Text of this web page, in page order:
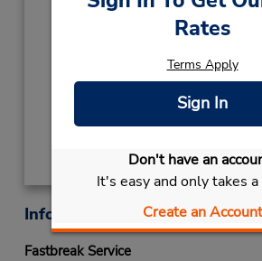
Rates
Terms Apply
Sign In
Don't have an
It's easy and only takes
Create an Account
Succursale avec boîte de dépôt
Obtenir un
Informations sur la succursale
Fastbreak Service